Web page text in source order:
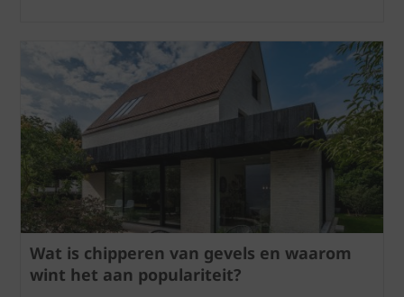
Wat is chipperen van gevels en waarom
wint het aan populariteit?